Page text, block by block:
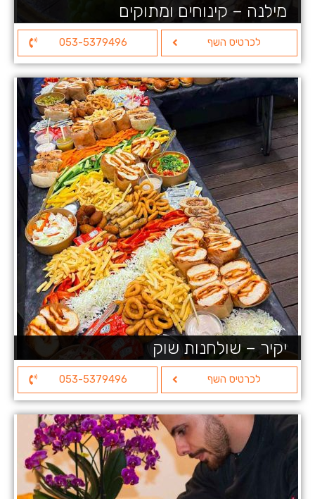
מילנה – קינוחים ומתוקים
לכרטיס השף 053-5379496
יקיר – שולחנות שוק
לכרטיס השף 053-5379496